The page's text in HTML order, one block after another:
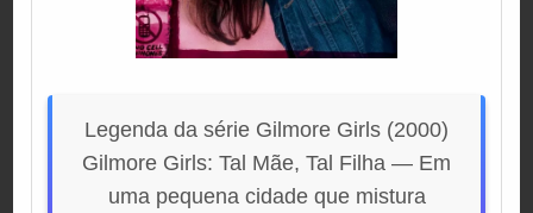
Legenda da série Gilmore Girls (2000)
Gilmore Girls: Tal Mãe, Tal Filha — Em
uma pequena cidade que mistura